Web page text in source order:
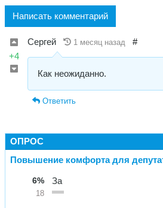
Написать комментарий
+4
Сергей 1 месяц назад #
Как неожиданно.
Ответить
ОПРОС
Повышение комфорта для
6%
18
За